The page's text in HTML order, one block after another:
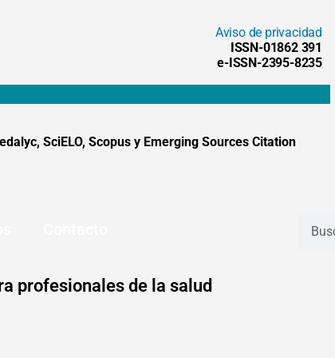
Aviso de privacidad
ISSN-01862 391
e-ISSN-2395-8235
SciELO, Scopus y Emerging Sources Citation
profesionales de la salud